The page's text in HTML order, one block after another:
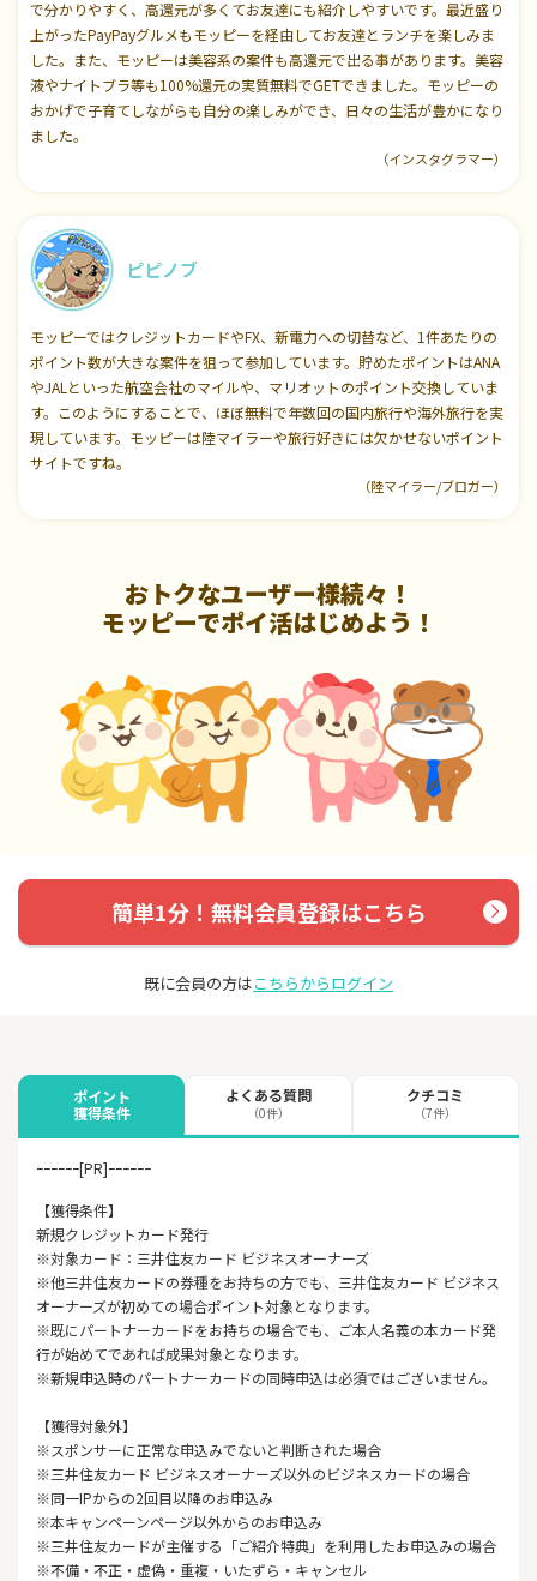
で分かりやすく、高還元が多くてお友達にも紹介しやすいです。最近盛り
上がったPayPayグルメもモッピーを経由してお友達とランチを楽しみま
した。また、モッピーは美容系の案件も高還元で出る事があります。美容
液やナイトブラ等も100%還元の実質無料でGETできました。モッピーの
おかげで子育てしながらも自分の楽しみができ、日々の生活が豊かになり
ました。
（インスタグラマー）
ピピノブ
モッピーではクレジットカードやFX、新電力への切替など、1件あたりの
ポイント数が大きな案件を狙って参加しています。貯めたポイントはANA
やJALといった航空会社のマイルや、マリオットのポイント交換していま
す。このようにすることで、ほぼ無料で年数回の国内旅行や海外旅行を実
現しています。モッピーは陸マイラーや旅行好きには欠かせないポイント
サイトですね。
（陸マイラー/ブロガー）
おトクなユーザー様続々！
モッピーでポイ活はじめよう！
簡単1分！無料会員登録はこちら
既に会員の方はこちらからログイン
ポイント
獲得条件
よくある質問
（0件）
クチコミ
（7件）
ｰｰｰｰｰｰ[PR]ｰｰｰｰｰｰ
【獲得条件】
新規クレジットカード発行
※対象カード：三井住友カード ビジネスオーナーズ
※他三井住友カードの券種をお持ちの方でも、三井住友カード ビジネス
オーナーズが初めての場合ポイント対象となります。
※既にパートナーカードをお持ちの場合でも、ご本人名義の本カード発
行が始めてであれば成果対象となります。
※新規申込時のパートナーカードの同時申込は必須ではございません。
【獲得対象外】
※スポンサーに正常な申込みでないと判断された場合
※三井住友カード ビジネスオーナーズ以外のビジネスカードの場合
※同一IPからの2回目以降のお申込み
※本キャンペーンページ以外からのお申込み
※三井住友カードが主催する「ご紹介特典」を利用したお申込みの場合
※不備・不正・虚偽・重複・いたずら・キャンセル